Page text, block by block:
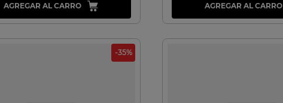
AGREGAR AL CARRO AGREGAR AL CARRO
-35%